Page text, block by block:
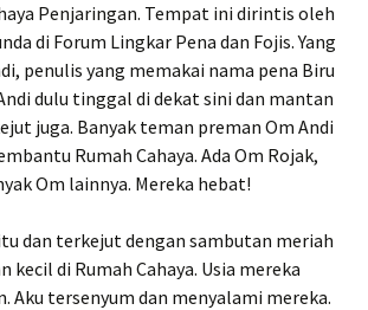
Penjaringan. Tempat ini dirintis oleh
di Forum Lingkar Pena dan Fojis. Yang
penulis yang memakai nama pena Biru
dulu tinggal di dekat sini dan mantan
juga. Banyak teman preman Om Andi
Rumah Cahaya. Ada Om Rojak,
Om lainnya. Mereka hebat!
dan terkejut dengan sambutan meriah
di Rumah Cahaya. Usia mereka
Aku tersenyum dan menyalami mereka.